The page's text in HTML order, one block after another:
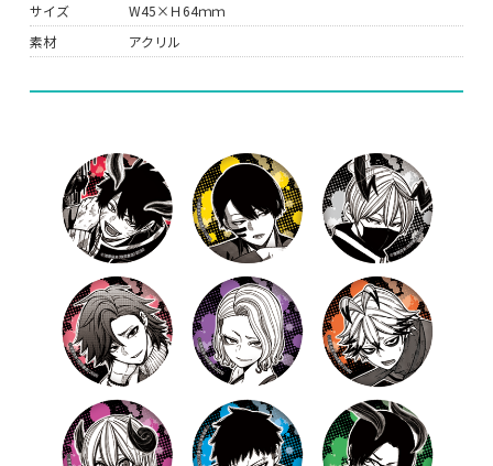
サイズ
W45×Ｈ64ｍｍ
素材
アクリル